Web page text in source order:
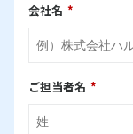
会社名 *
ご担当者名 *